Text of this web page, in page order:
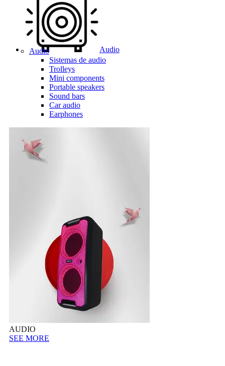
Audio
Audio
Sistemas de audio
Trolleys
Mini components
Portable speakers
Sound bars
Car audio
Earphones
AUDIO
SEE MORE